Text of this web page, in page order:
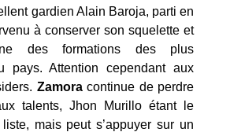
gardien Alain Baroja, parti en
à conserver son squelette et
des formations des plus
pays. Attention cependant aux
Zamoracontinue de perdre
talents, Jhon Murillo étant le
mais peut s’appuyer sur un